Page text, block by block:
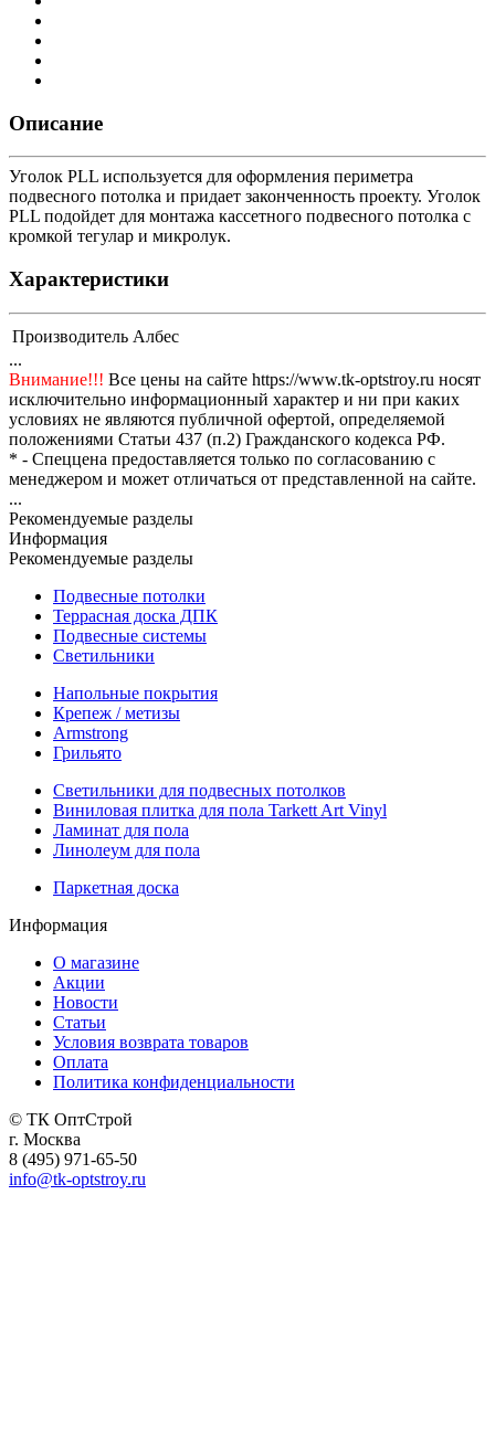
Описание
Уголок PLL используется для оформления периметра
подвесного потолка и придает законченность проекту. Уголок
PLL подойдет для монтажа кассетного подвесного потолка с
кромкой тегулар и микролук.
Характеристики
Производитель Албес
...
Внимание!!! Все цены на сайте https://www.tk-optstroy.ru носят
исключительно информационный характер и ни при каких
условиях не являются публичной офертой, определяемой
положениями Статьи 437 (п.2) Гражданского кодекса РФ.
* - Спеццена предоставляется только по согласованию с
менеджером и может отличаться от представленной на сайте.
...
Рекомендуемые разделы
Информация
Рекомендуемые разделы
Подвесные потолки
Террасная доска ДПК
Подвесные системы
Светильники
Напольные покрытия
Крепеж / метизы
Armstrong
Грильято
Светильники для подвесных потолков
Виниловая плитка для пола Tarkett Art Vinyl
Ламинат для пола
Линолеум для пола
Паркетная доска
Информация
О магазине
Акции
Новости
Статьи
Условия возврата товаров
Оплата
Политика конфиденциальности
© ТК ОптСтрой
г. Москва
8 (495) 971-65-50
info@tk-optstroy.ru